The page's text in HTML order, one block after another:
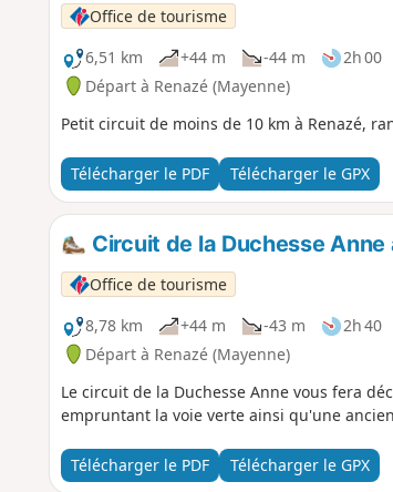
Office de tourisme
6,51 km
+44 m -44 m 2h 00
Départ à Renazé (Mayenne)
Petit circuit de moins de 10 km à Renazé,
Télécharger le PDF Télécharger le GPX
Circuit de la Duchesse
Office de tourisme
8,78 km
+44 m -43 m 2h 40
Départ à Renazé (Mayenne)
Le circuit de la Duchesse Anne vous fera
empruntant la voie verte ainsi qu'une
Télécharger le PDF Télécharger le GPX